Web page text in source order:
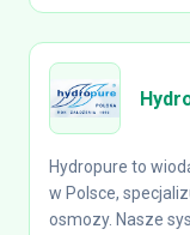
Hydropure to
w Polsce,
osmozy. Nasze